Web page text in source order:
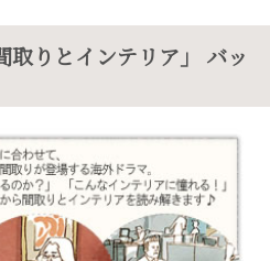
取りとインテリア」 バッ